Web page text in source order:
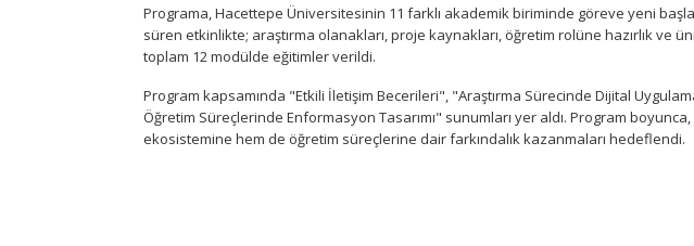
Programa, Hacettepe Üniversitesinin 11 farklı akademik biriminde göreve yeni
süren etkinlikte; araştırma olanakları, proje kaynakları, öğretim rolüne hazırlık ve
toplam 12 modülde eğitimler verildi.
Program kapsamında "Etkili İletişim Becerileri", "Araştırma Sürecinde Dijital
Öğretim Süreçlerinde Enformasyon Tasarımı" sunumları yer aldı. Program
ekosistemine hem de öğretim süreçlerine dair farkındalık kazanmaları hedeflendi.